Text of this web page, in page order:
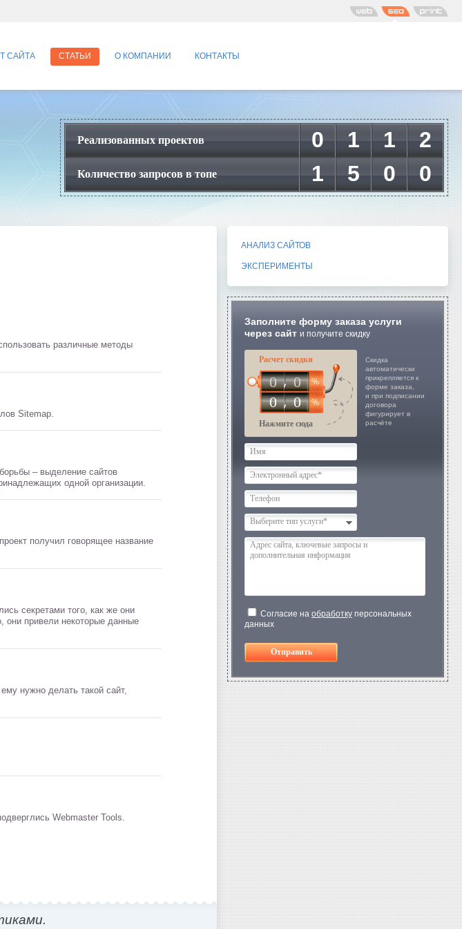
САЙТА СТАТЬИ О КОМПАНИИ КОНТАКТЫ
Реализованных проектов 0 1 1 2
Количество запросов в топе 1 5 0 0
АНАЛИЗ САЙТОВ
ЭКСПЕРИМЕНТЫ
Заполните форму заказа услуги
через сайт и получите скидку
Расчет скидки
0
0
0
0
Нажмите сюда
Выберите тип услуги*
Согласие на обработку персональных
данных
Отправить
Скидка
автоматически
прикрепляется к
форме заказа,
и при подписании
договора
фигурирует в
расчёте
различные методы
Sitemap.
– выделение сайтов
одной организации.
получил говорящее название
секретами того, как же они
они привели некоторые данные
нужно делать такой сайт,
Webmaster Tools.